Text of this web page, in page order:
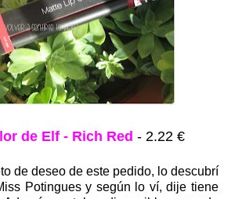
de Elf - Rich Red - 2.22 €
de deseo de este pedido, lo descubrí
Potingues y según lo ví, dije tiene